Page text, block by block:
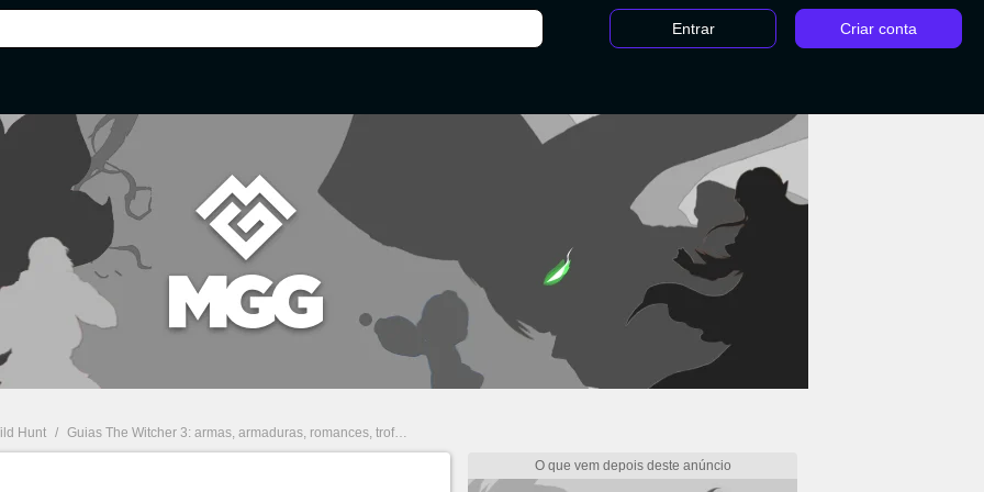
Entrar Criar conta
Hunt / Guias The Witcher 3: armas, armaduras, romances, troféus e mais